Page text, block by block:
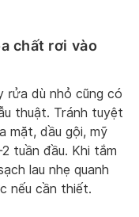
chất rơi vào
rửa dù nhỏ cũng có
thuật. Tránh tuyệt
mặt, dầu gội, mỹ
tuần đầu. Khi tắm
lau nhẹ quanh
nếu cần thiết.